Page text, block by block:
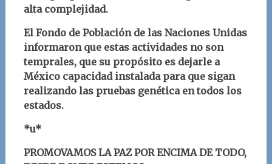
alta complejidad.
El Fondo de Población de las Naciones Unidas
informaron que estas actividades no son
temprales, que su propósito es dejarle a
México capacidad instalada para que sigan
realizando las pruebas genética en todos los
estados.
*u*
PROMOVAMOS LA PAZ POR ENCIMA DE TODO,